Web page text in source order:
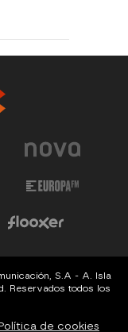
S.A - A. Isla
Reservados todos los
de cookies